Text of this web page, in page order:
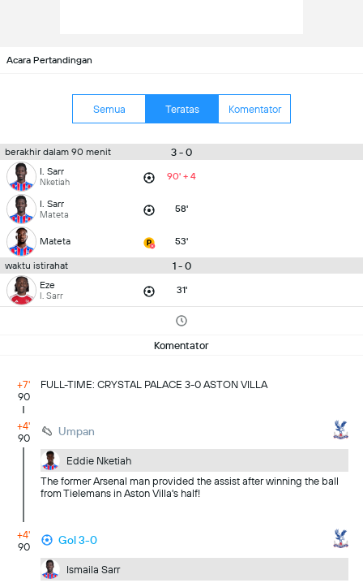
Acara Pertandingan
Semua Teratas Komentator
berakhir dalam 90 menit 3 - 0
I. Sarr
Nketiah 90' + 4
I. Sarr
Mateta 58'
Mateta 53'
waktu istirahat 1 - 0
Eze
I. Sarr 31'
Komentator
+7'
90
FULL-TIME: CRYSTAL PALACE 3-0 ASTON VILLA
+4'
90
Umpan
Eddie Nketiah
The former Arsenal man provided the assist after winning the ball
from Tielemans in Aston Villa's half!
+4'
90
Gol 3-0
Ismaila Sarr